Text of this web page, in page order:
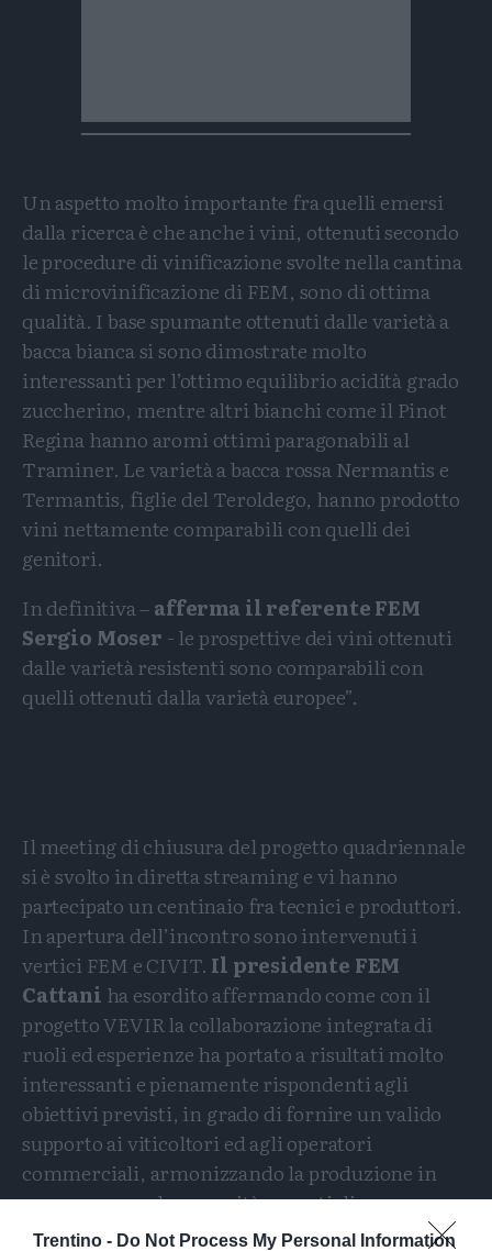
Trentino - Do Not Process My Personal Information
Un aspetto molto importante fra quelli emersi
dalla ricerca è che anche i vini, ottenuti secondo
le procedure di vinificazione svolte nella cantina
di microvinificazione di FEM, sono di ottima
qualità. I base spumante ottenuti dalle varietà a
bacca bianca si sono dimostrate molto
interessanti per l’ottimo equilibrio acidità grado
zuccherino, mentre altri bianchi come il Pinot
Regina hanno aromi ottimi paragonabili al
Traminer. Le varietà a bacca rossa Nermantis e
Termantis, figlie del Teroldego, hanno prodotto
vini nettamente comparabili con quelli dei
genitori.
In definitiva –afferma il referente FEM
Sergio Moser - le prospettive dei vini ottenuti
dalle varietà resistenti sono comparabili con
quelli ottenuti dalla varietà europee”.
Il meeting di chiusura del progetto quadriennale
si è svolto in diretta streaming e vi hanno
partecipato un centinaio fra tecnici e produttori.
In apertura dell’incontro sono intervenuti i
vertici FEM e CIVIT. Il presidente FEM
Cattani ha esordito affermando come con il
progetto VEVIR la collaborazione integrata di
ruoli ed esperienze ha portato a risultati molto
interessanti e pienamente rispondenti agli
obiettivi previsti, in grado di fornire un valido
supporto ai viticoltori ed agli operatori
commerciali, armonizzando la produzione in
campagna con le necessità urgenti di preservare
la salubrità del territorio. Ilvice presidente di